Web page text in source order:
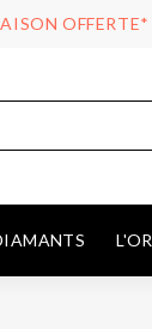
OFFERTE*
L'OR